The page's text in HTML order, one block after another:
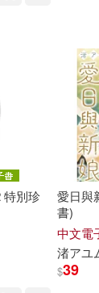
秋
秋山風三郎(6)
秋葉ちひろ(6)
艾明秋(6)
(19)
(19)
MTEX(18)
(18)
(18)
特別珍
愛日與
書)
中文電
渚アユ
$39